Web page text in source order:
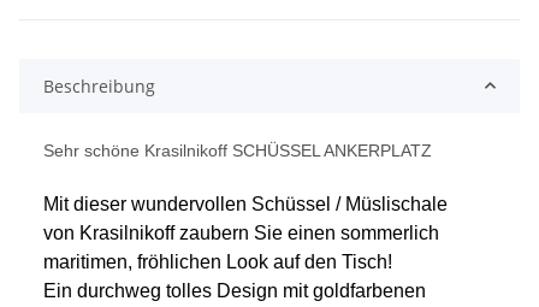
Beschreibung
Sehr schöne Krasilnikoff SCHÜSSEL ANKERPLATZ
Mit dieser wundervollen Schüssel / Müslischale
von Krasilnikoff zaubern Sie einen sommerlich
maritimen, fröhlichen Look auf den Tisch!
Ein durchweg tolles Design mit goldfarbenen